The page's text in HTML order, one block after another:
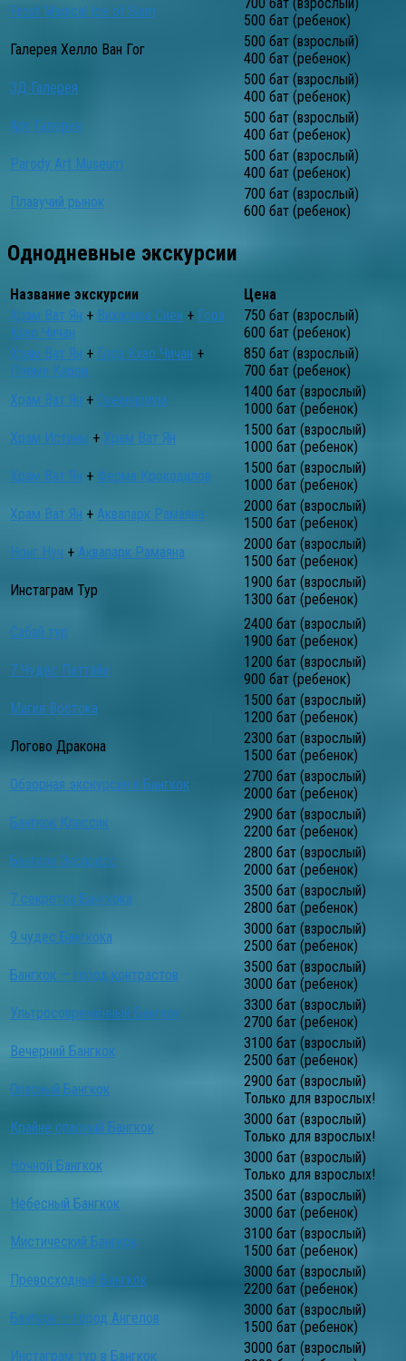
Frost Magical Ice of Siam
500 бат (ребенок)
Галерея Хелло Ван Гог
500 бат (взрослый)
400 бат (ребенок)
3Д Галерея
500 бат (взрослый)
400 бат (ребенок)
Арт Галерея
500 бат (взрослый)
400 бат (ребенок)
Parody Art Museum
500 бат (взрослый)
400 бат (ребенок)
Плавучий рынок
700 бат (взрослый)
600 бат (ребенок)
Однодневные экскурсии
Название экскурсии
Цена
Храм Ват Ян + Вихарнра Сиен + Гора
Кхао Чичан
750 бат (взрослый)
600 бат (ребенок)
Храм Ват Ян + Гора Кхао Чичан +
Племя Карен
850 бат (взрослый)
700 бат (ребенок)
Храм Ват Ян + Океанариум
1400 бат (взрослый)
1000 бат (ребенок)
Храм Истины + Храм Ват Ян
1500 бат (взрослый)
1000 бат (ребенок)
Храм Ват Ян + Ферма Крокодилов
1500 бат (взрослый)
1000 бат (ребенок)
Храм Ват Ян + Аквапарк Рамаяна
2000 бат (взрослый)
1500 бат (ребенок)
Нонг Нуч + Аквапарк Рамаяна
2000 бат (взрослый)
1500 бат (ребенок)
Инстаграм Тур
1900 бат (взрослый)
1300 бат (ребенок)
Сабай тур
2400 бат (взрослый)
1900 бат (ребенок)
7 Чудес Паттайи
1200 бат (взрослый)
900 бат (ребенок)
Магия Востока
1500 бат (взрослый)
1200 бат (ребенок)
Логово Дракона
2300 бат (взрослый)
1500 бат (ребенок)
Обзорная экскурсия в Бангкок
2700 бат (взрослый)
2000 бат (ребенок)
Бангкок Классик
2900 бат (взрослый)
2200 бат (ребенок)
Бангкок Экспресс
2800 бат (взрослый)
2000 бат (ребенок)
7 секретов Бангкока
3500 бат (взрослый)
2800 бат (ребенок)
9 чудес Бангкока
3000 бат (взрослый)
2500 бат (ребенок)
Бангкок — город контрастов
3500 бат (взрослый)
3000 бат (ребенок)
Ультросовременный Бангкок
3300 бат (взрослый)
2700 бат (ребенок)
Вечерний Бангкок
3100 бат (взрослый)
2500 бат (ребенок)
Опасный Бангкок
2900 бат (взрослый)
Только для взрослых!
Крайне опасный Бангкок
3000 бат (взрослый)
Только для взрослых!
Ночной Бангкок
3000 бат (взрослый)
Только для взрослых!
Небесный Бангкок
3500 бат (взрослый)
3000 бат (ребенок)
Мистический Бангкок
3100 бат (взрослый)
1500 бат (ребенок)
Превосходный Бангкок
3000 бат (взрослый)
2200 бат (ребенок)
Бангкок — город Ангелов
3000 бат (взрослый)
1500 бат (ребенок)
Инстаграм тур в Бангкок
3000 бат (взрослый)